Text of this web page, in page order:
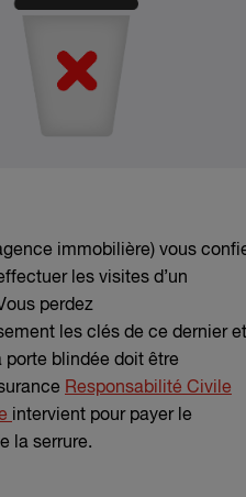
immobilière) vous
les visites d’un
perdez
les clés de ce dernier et
porte blindée doit être
Responsabilité Civile
intervient pour payer le
la serrure.